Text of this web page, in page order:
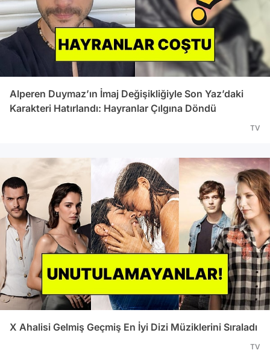
Alperen Duymaz’ın İmaj Değişikliğiyle Son Yaz’daki
Karakteri Hatırlandı: Hayranlar Çılgına Döndü
TV
X Ahalisi Gelmiş Geçmiş En İyi Dizi Müziklerini Sıraladı
TV